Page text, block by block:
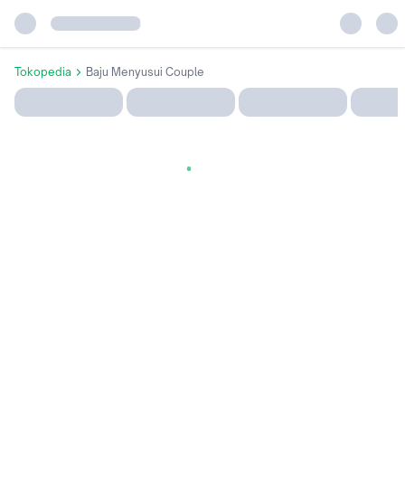
Tokopedia Baju Menyusui Couple